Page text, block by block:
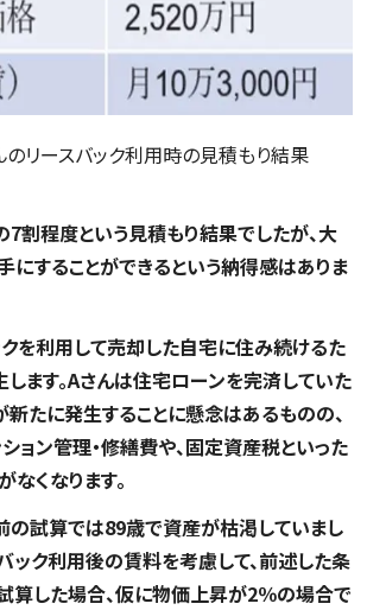
のリースバック利用時の見積もり結果
7割程度という見積もり結果でしたが、大
にすることができるという納得感はありま
クを利用して売却した自宅に住み続けるた
ます。Aさんは住宅ローンを完済していた
たに発生することに懸念はあるものの、
ョン管理・修繕費や、固定資産税といった
くなります。
の試算では89歳で資産が枯渇していまし
ック利用後の賃料を考慮して、前述した条
算した場合、仮に物価上昇が2％の場合で